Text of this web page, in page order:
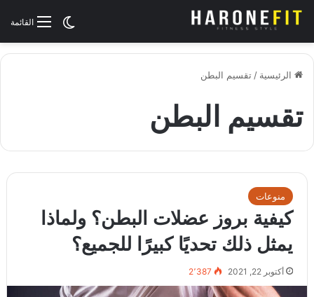
القائمةالوضع
الرئيسية / تقسيم البطن
تقسيم البطن
منوعات
كيفية بروز عضلات البطن؟ ولماذا
يمثل ذلك تحديًا كبيرًا للجميع؟
أكتوبر 22, 2021 2٬387